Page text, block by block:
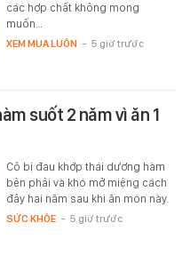
các hợp chất không mong
muốn…
XEM MUA LUÔN - 5 giờ trước
suốt 2 năm vì ăn 1
Cô bị đau khớp thái dương hàm
bên phải và khó mở miệng cách
đây hai năm sau khi ăn món này.
SỨC KHỎE - 5 giờ trước